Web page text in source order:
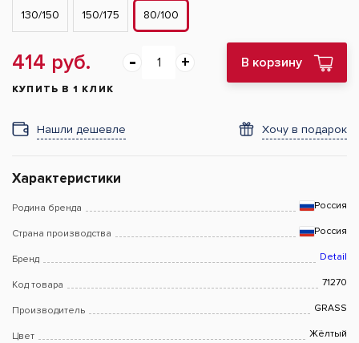
130/150 150/175 80/100
414 руб. В корзину
КУПИТЬ В 1 КЛИК
Нашли дешевле Хочу в подарок
Характеристики
Родина бренда Россия
Страна производства Россия
Бренд Detail
Код товара 71270
Производитель GRASS
Цвет Жёлтый